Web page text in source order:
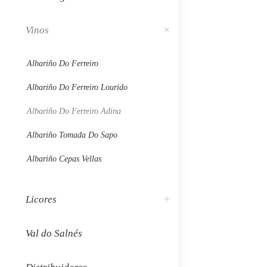
Vinos
Albariño Do Ferreiro
Albariño Do Ferreiro Lourido
Albariño Do Ferreiro Adina
Albariño Tomada Do Sapo
Albariño Cepas Vellas
Licores
Val do Salnés